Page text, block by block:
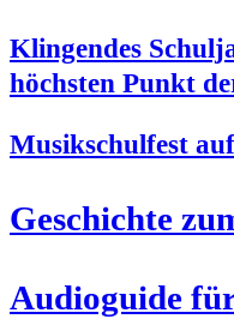
Klin­gen­des
höchs­ten Punkt
Musik­schul­fest
Geschich­te
Audio­gui­de